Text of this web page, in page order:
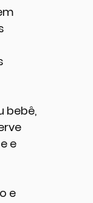
bebê,
e
e